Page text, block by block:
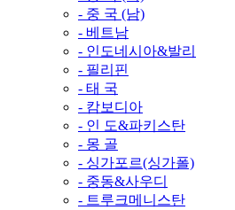
- 중 국 (남)
- 베트남
- 인도네시아&발리
- 필리핀
- 태 국
- 캄보디아
- 인 도&파키스탄
- 몽 골
- 싱가포르(싱가폴)
- 중동&사우디
- 트루크메니스탄